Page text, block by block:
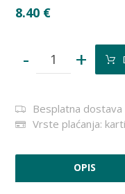
8.40 €
- +
Besplatna
Vrste plaćanja:
OPIS